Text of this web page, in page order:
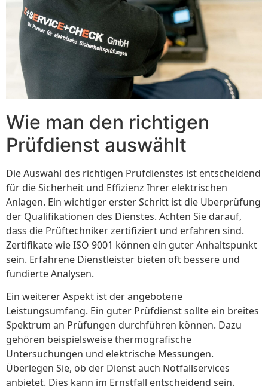
Wie man den richtigen
Prüfdienst auswählt
Die Auswahl des richtigen Prüfdienstes ist entscheidend
für die Sicherheit und Effizienz Ihrer elektrischen
Anlagen. Ein wichtiger erster Schritt ist die Überprüfung
der Qualifikationen des Dienstes. Achten Sie darauf,
dass die Prüftechniker zertifiziert und erfahren sind.
Zertifikate wie ISO 9001 können ein guter Anhaltspunkt
sein. Erfahrene Dienstleister bieten oft bessere und
fundierte Analysen.
Ein weiterer Aspekt ist der angebotene
Leistungsumfang. Ein guter Prüfdienst sollte ein breites
Spektrum an Prüfungen durchführen können. Dazu
gehören beispielsweise thermografische
Untersuchungen und elektrische Messungen.
Überlegen Sie, ob der Dienst auch Notfallservices
anbietet. Dies kann im Ernstfall entscheidend sein.